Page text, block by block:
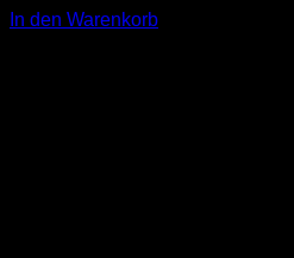
In den Warenkorb